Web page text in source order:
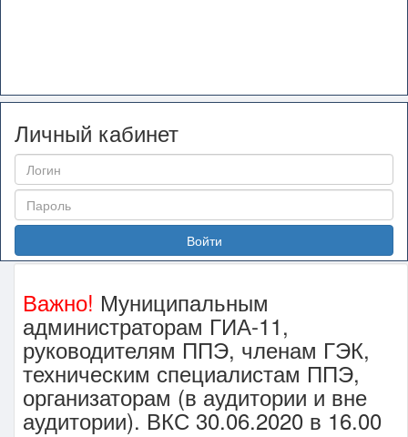
Личный кабинет
Войти
Важно! Муниципальным
администраторам ГИА-11,
руководителям ППЭ, членам ГЭК,
техническим специалистам ППЭ,
организаторам (в аудитории и вне
аудитории). ВКС 30.06.2020 в 16.00